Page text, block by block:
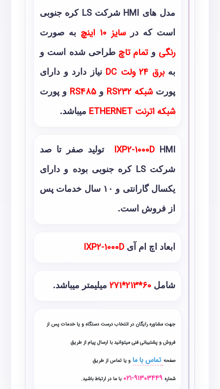
مدل های HMI شرکتLS کره جنوبی
است که در
سایز 10 اینچ به صورت
رنگی وتمام تاچطراحی شده است و
به برق 24 ولت DC نیاز دارد و دارای
پورتشبکه RS232 و RS485 و پورت
شبکه اترنت ETHERNET میباشد.
HMI
IXP2-1000D تولید صفر تا صد
شرکتLS کره جنوبی بوده و دارای
یکسال گارانتی و ۱۰ سال خدمات پس
از فروش است.
ابعاد اچ ام آی IXP2-1000D
شامل میلیمتر میباشد.
جهت مشاوره رایگان در انتخاب درست دستگاه و یا خدمات پس از
فروش و پشتیبانی فنی میتوانید با ارسال پیام از طریق
صفحه تماس با ما و یا تماس از طریق
شماره ۹۱۳۰۳۴۴۹-۰۲۱ با ما در ارتباط باشید.